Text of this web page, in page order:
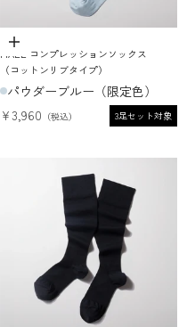
オプションを選択
MAEÉ コンプレッションソックス
（コットンリブタイプ）
パウダーブルー（限定色）
セール価格
¥3,960 3足セット対象